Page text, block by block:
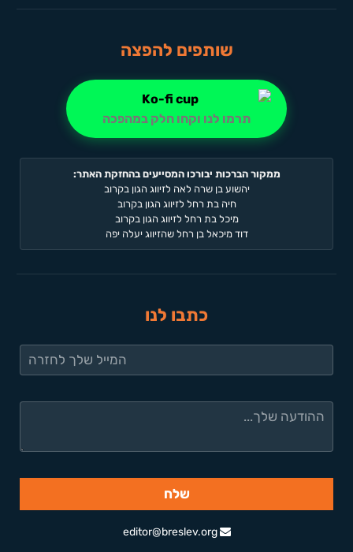
שותפים להפצה
תרמו לנו וקחו חלק במהפכה
ממקור הברכות יבורכו המסייעים בהחזקת האתר:
יהשוע בן שרה לאה לזיווג הגון בקרוב
חיה בת רחל לזיווג הגון בקרוב
מיכל בת רחל לזיווג הגון בקרוב
דוד מיכאל בן רחל שהזיווג יעלה יפה
כתבו לנו
editor@breslev.org